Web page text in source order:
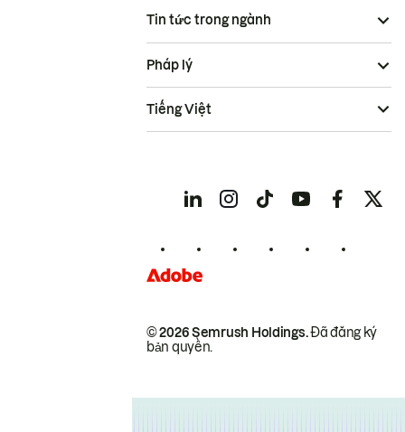
Tin tức trong ngành
© 2026 Semrush Holdings.Đã đăng ký
bản quyền.
Pháp lý
Tiếng Việt